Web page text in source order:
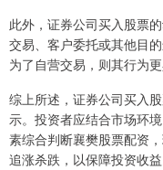
此外，证券公司买入股票
交易、客户委托或其他目
为了自营交易，则其行为
综上所述，证券公司买入
示。投资者应结合市场环
素综合判断襄樊股票配资
追涨杀跌，以保障投资收益